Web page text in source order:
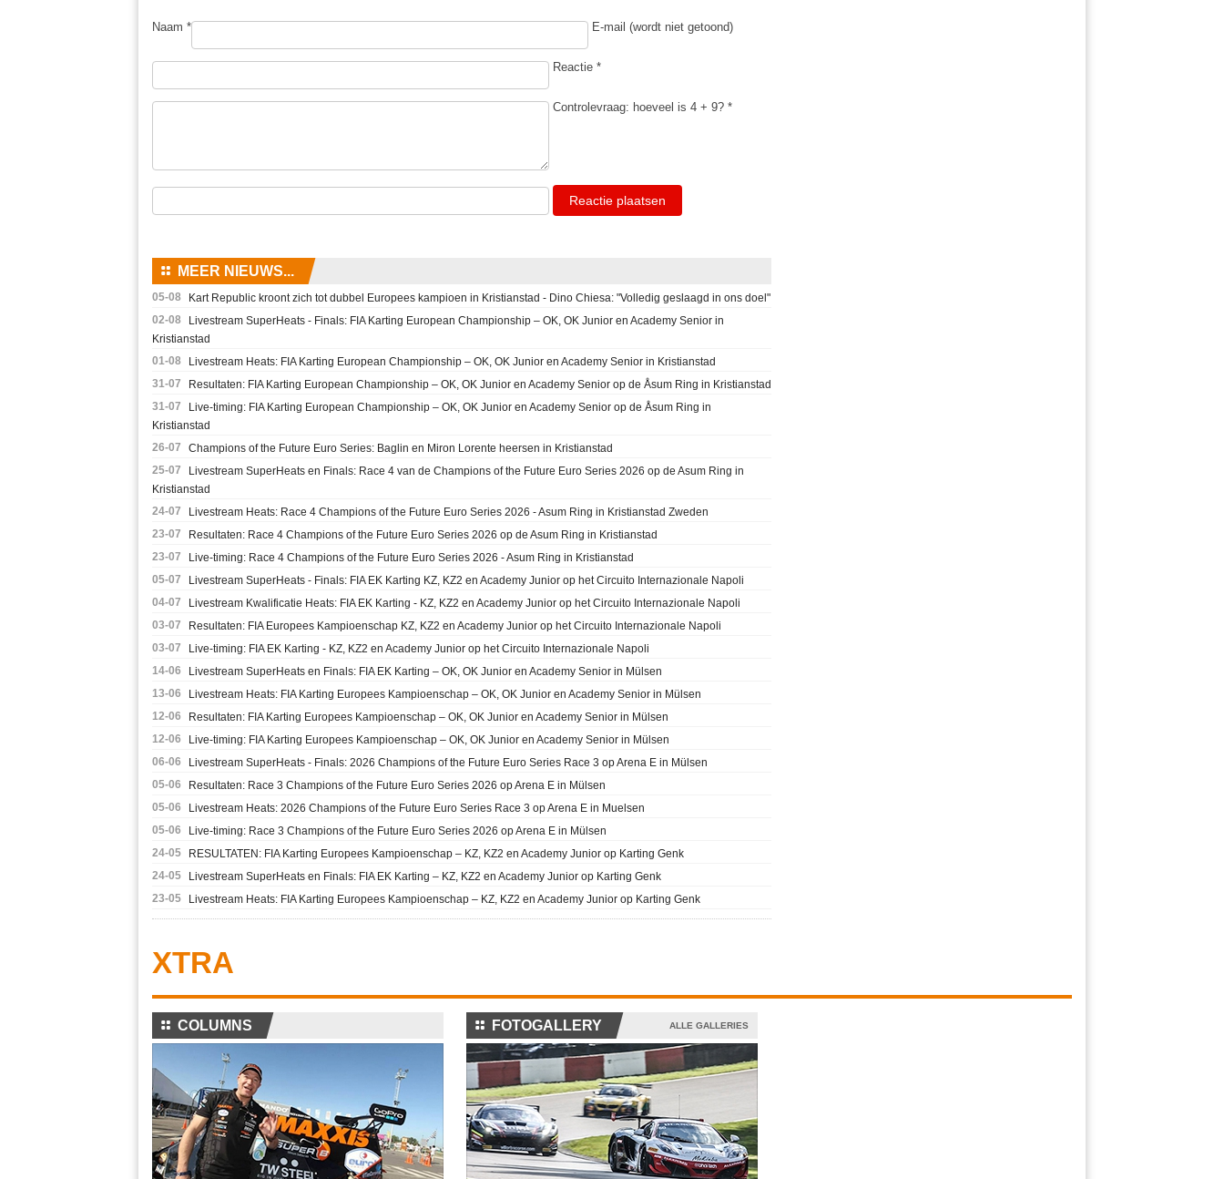
Naam * E-mail (wordt niet getoond)
Reactie *
Controlevraag: hoeveel is 4 + 9? *
Reactie plaatsen
⚏ MEER NIEUWS...
05-08
Kart Republic kroont zich tot dubbel Europees kampioen in Kristianstad - Dino Chiesa: "Volledig geslaagd in ons doel"
02-08
Livestream SuperHeats - Finals: FIA Karting European Championship – OK, OK Junior en Academy Senior in
Kristianstad
01-08
Livestream Heats: FIA Karting European Championship – OK, OK Junior en Academy Senior in Kristianstad
31-07
Resultaten: FIA Karting European Championship – OK, OK Junior en Academy Senior op de Åsum Ring in Kristianstad
31-07
Live-timing: FIA Karting European Championship – OK, OK Junior en Academy Senior op de Åsum Ring in
Kristianstad
26-07
Champions of the Future Euro Series: Baglin en Miron Lorente heersen in Kristianstad
25-07
Livestream SuperHeats en Finals: Race 4 van de Champions of the Future Euro Series 2026 op de Asum Ring in
Kristianstad
24-07
Livestream Heats: Race 4 Champions of the Future Euro Series 2026 - Asum Ring in Kristianstad Zweden
23-07
Resultaten: Race 4 Champions of the Future Euro Series 2026 op de Asum Ring in Kristianstad
23-07
Live-timing: Race 4 Champions of the Future Euro Series 2026 - Asum Ring in Kristianstad
05-07
Livestream SuperHeats - Finals: FIA EK Karting KZ, KZ2 en Academy Junior op het Circuito Internazionale Napoli
04-07
Livestream Kwalificatie Heats: FIA EK Karting - KZ, KZ2 en Academy Junior op het Circuito Internazionale Napoli
03-07
Resultaten: FIA Europees Kampioenschap KZ, KZ2 en Academy Junior op het Circuito Internazionale Napoli
03-07
Live-timing: FIA EK Karting - KZ, KZ2 en Academy Junior op het Circuito Internazionale Napoli
14-06
Livestream SuperHeats en Finals: FIA EK Karting – OK, OK Junior en Academy Senior in Mülsen
13-06
Livestream Heats: FIA Karting Europees Kampioenschap – OK, OK Junior en Academy Senior in Mülsen
12-06
Resultaten: FIA Karting Europees Kampioenschap – OK, OK Junior en Academy Senior in Mülsen
12-06
Live-timing: FIA Karting Europees Kampioenschap – OK, OK Junior en Academy Senior in Mülsen
06-06
Livestream SuperHeats - Finals: 2026 Champions of the Future Euro Series Race 3 op Arena E in Mülsen
05-06
Resultaten: Race 3 Champions of the Future Euro Series 2026 op Arena E in Mülsen
05-06
Livestream Heats: 2026 Champions of the Future Euro Series Race 3 op Arena E in Muelsen
05-06
Live-timing: Race 3 Champions of the Future Euro Series 2026 op Arena E in Mülsen
24-05
RESULTATEN: FIA Karting Europees Kampioenschap – KZ, KZ2 en Academy Junior op Karting Genk
24-05
Livestream SuperHeats en Finals: FIA EK Karting – KZ, KZ2 en Academy Junior op Karting Genk
23-05
Livestream Heats: FIA Karting Europees Kampioenschap – KZ, KZ2 en Academy Junior op Karting Genk
XTRA
⚏ COLUMNS ⚏ FOTOGALLERY ALLE GALLERIES